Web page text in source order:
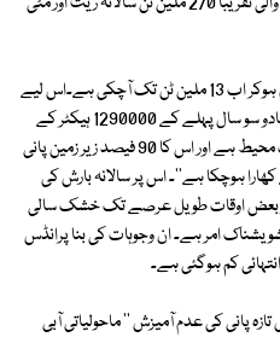
جوورلڈ بینک کے ایک حوالہ کے مطابق کم ہوکر اب 13 ملین ٹن تک آچکی ہے۔اس لیے
ورلڈ بینک کی رپورٹ کے مطابق '' اب ڈیلٹادو سو سال پہلے کے 1290000 ہیکٹر کے
مقابلے میں صرف 100000ہیکٹررقبہ تک محیط ہے اور اس کا 90 فیصد زیر زمین پانی
ہوچکا ہے''۔ اس پر سالانہ بارش کی
ہونا اور بعض اوقات طویل عرصے تک خشک سالی
امر ہے۔ ان وجوہات کی بنا پرانڈس
کم ہوگئی ہے۔
پانی کی عدم آمیزش '' ماحولیاتی آبی